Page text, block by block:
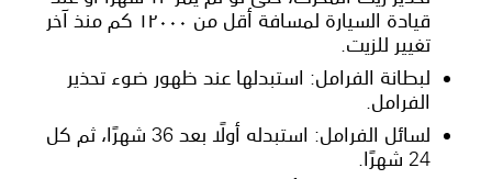
قيادة السيارة لمسافة أقل من ١٢٠٠٠ كم منذ آخر
تغيير للزيت.
لبطانة الفرامل: استبدلها عند ظهور ضوء تحذير
الفرامل.
لسائل الفرامل: استبدله أولًا بعد 36 شهرًا، ثم كل
24 شهرًا.